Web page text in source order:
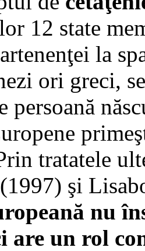
12 state
la
ori greci,
persoană
tratatele
şi
nu
are un rol